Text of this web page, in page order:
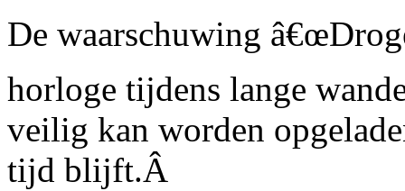
De waarschuwing
horloge tijdens lange
veilig kan worden
tijd blijft.Â